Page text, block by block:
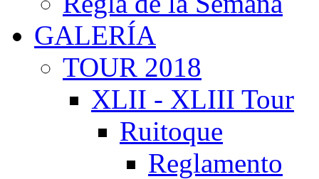
GALERÍA
TOUR 2018
XLII - XLIII Tour
Ruitoque
Reglamento